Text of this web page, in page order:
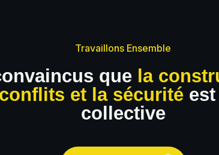
Travaillons Ensemble
que la
et la sécuritéest
collective